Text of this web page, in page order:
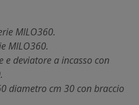
MILO360.
MILO360.
e deviatore a incasso con
diametro cm 30 con braccio